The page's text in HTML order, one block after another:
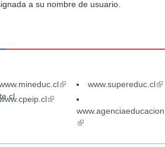
a su nombre de usuario.
(link
external)
www.supereduc.cl
(link
external)(link